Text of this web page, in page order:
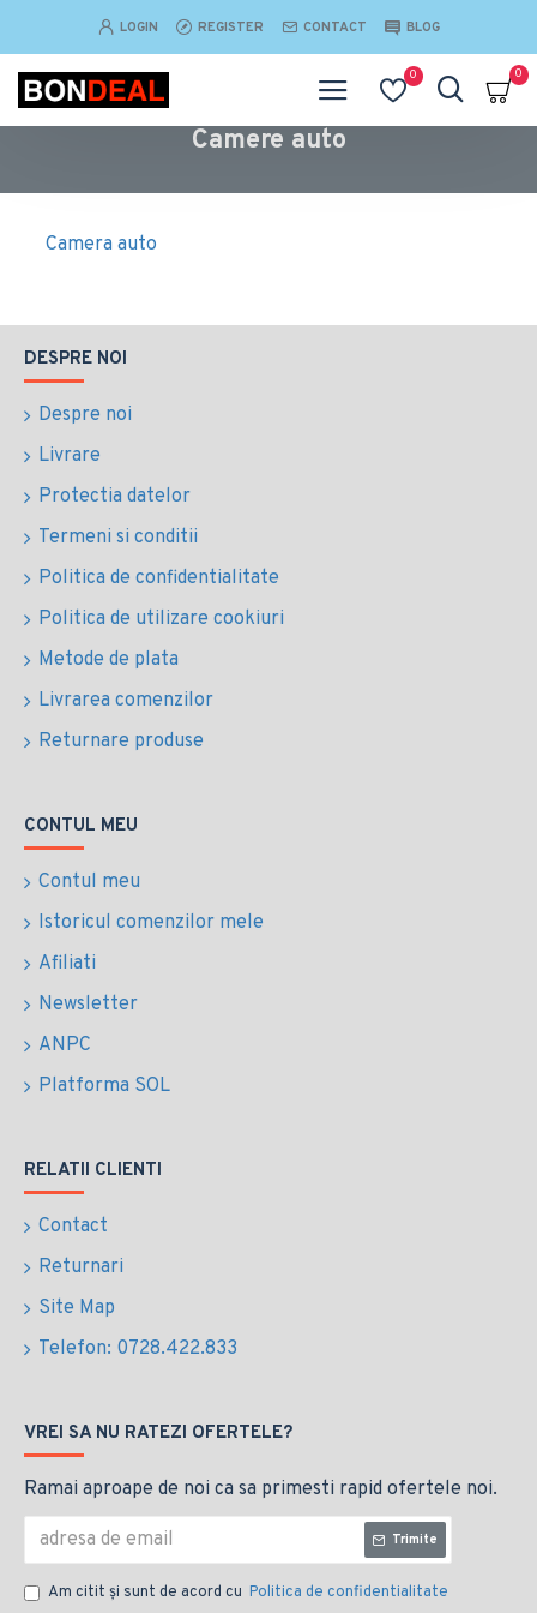
LOGIN REGISTER CONTACT BLOG
0 0
Camere auto
Camera auto
DESPRE NOI
Despre noi
Livrare
Protectia datelor
Termeni si conditii
Politica de confidentialitate
Politica de utilizare cookiuri
Metode de plata
Livrarea comenzilor
Returnare produse
CONTUL MEU
Contul meu
Istoricul comenzilor mele
Afiliati
Newsletter
ANPC
Platforma SOL
RELATII CLIENTI
Contact
Returnari
Site Map
Telefon: 0728.422.833
VREI SA NU RATEZI OFERTELE?
Ramai aproape de noi ca sa primesti rapid ofertele noi.
Trimite
Am citit şi sunt de acord cu Politica de confidentialitate